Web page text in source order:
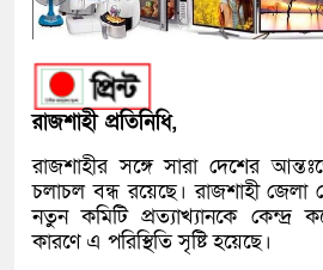
রাজশাহী প্রতিনিধি,
রাজশাহীর সঙ্গে সারা দেশের
চলাচল বন্ধ রয়েছে। রাজশাহী জেলা
নতুন কমিটি প্রত্যাখ্যানকে কেন্দ্র
কারণে এ পরিস্থিতি সৃষ্টি হয়েছে।